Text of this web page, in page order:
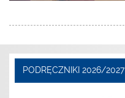
PODRĘCZNIKI 2026/2027